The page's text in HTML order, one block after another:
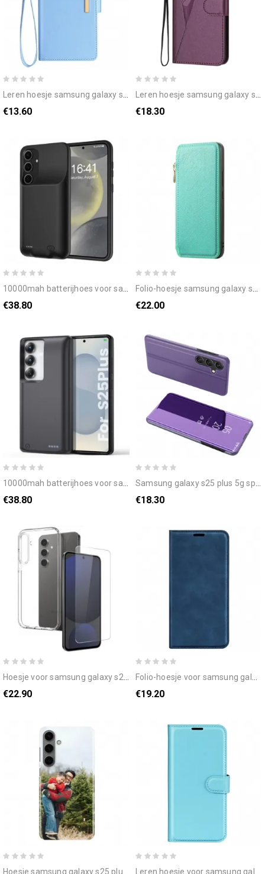
leren hoesje samsung galaxy s25 plus 5g gouden sluiting met bandje bescherming hoesje
€13.60
leren hoesje samsung galaxy s25 plus 5g driehoekig patroon
€18.30
10000mah batterijhoes voor samsung galaxy s25 plus 5g
€38.80
folio-hoesje samsung galaxy s25 plus 5g telefoonhoesje magsafe-compatibel
€22.00
10000mah batterijhoes voor samsung galaxy s25 plus / s24 plus
€38.80
samsung galaxy s25 plus 5g spiegel
€18.30
hoesje voor samsung galaxy s25 plus 5g transparant met gehard glazen schermbeschermer
€22.90
folio-hoesje voor samsung galaxy s25 plus 5g klassiek
€19.20
hoesje samsung galaxy s25 plus 5g elegant bescherming hoesje leren hoesje voor samsung galaxy s25 plus 5g klassiek lychee kunstleer